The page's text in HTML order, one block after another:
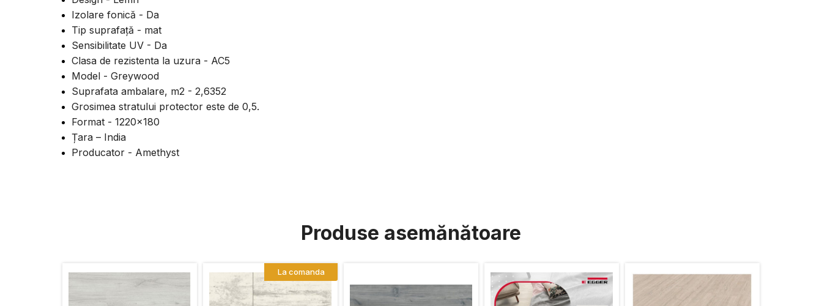
Izolare fonică - Da
Tip suprafață - mat
Sensibilitate UV - Da
Clasa de rezistenta la uzura - AC5
Model - Greywood
Suprafata ambalare, m2 - 2,6352
Grosimea stratului protector este de 0,5.
Format - 1220x180
Țara – India
Producator - Amethyst
Produse asemănătoare
La comanda